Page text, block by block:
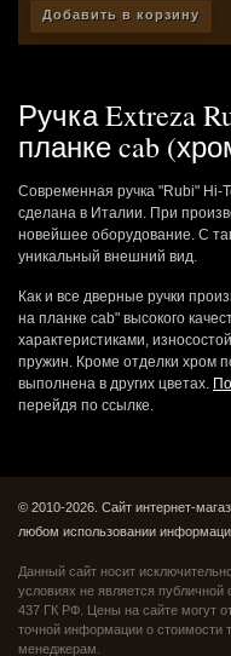
Добавить в корзину
Ручка Extreza
планке cab
Современная ручка "Rubi" Hi-
сделана в Италии. При
новейшее оборудование. С
уникальный внешний вид.
Как и все дверные ручки
на планке cab" высокого
характеристиками,
пружин. Кроме отделки хром
выполнена в других цветах.
перейдя по ссылке.
© 2010-2026. Сайт интернет-
любом использовании
Данный сайт носит
условиях не является публичной
437 ГК РФ. Цены на сайте могут
точной информации о стоимости
менеджерам.